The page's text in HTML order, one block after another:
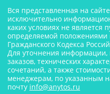
Вся представленная на
исключительно
каких условиях не является
определяемой положениями
Гражданского Кодекса
Для уточнения
заказов, технических
сочетаний, а также
менеджерам, по указанным
почту info@anytos.ru